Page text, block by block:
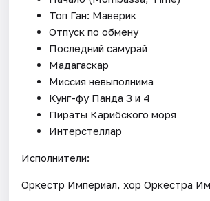
Топ Ган: Маверик
Отпуск по обмену
Последний самурай
Мадагаскар
Миссия невыполнима
Кунг-фу Панда 3 и 4
Пираты Карибского моря
Интерстеллар
Исполнители:
Оркестр Империал, хор Оркестра